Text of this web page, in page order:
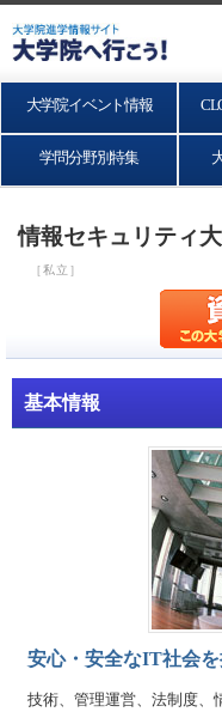
大学院イベント情報
学問分野別特集
情報セキュリティ
［私立］
基本情報
安心・安全なIT社会
技術、管理運営、法制度、